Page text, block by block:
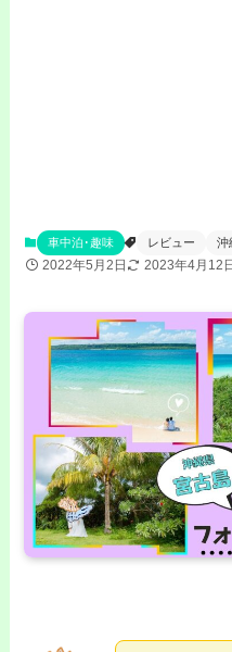
車中泊･趣味 レビュー 沖
2022年5月2日 2023年4月12日